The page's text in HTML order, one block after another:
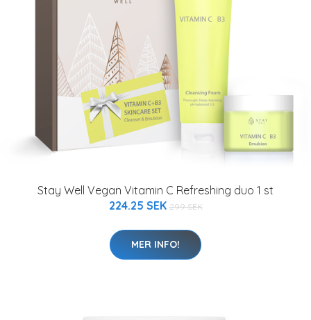
Stay Well Vegan Vitamin C Refreshing duo 1 st
224.25 SEK 299 SEK
MER INFO!